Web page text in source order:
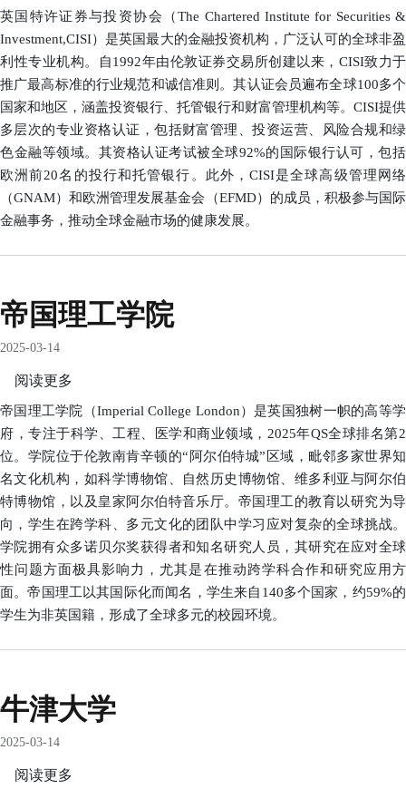
于
证
券
与
投
资
特
许
协
会
英国特许证券与投资协会（The Chartered Institute for Securities &
Investment,CISI）是英国最大的金融投资机构，广泛认可的全球非盈
利性专业机构。自1992年由伦敦证券交易所创建以来，CISI致力于
推广最高标准的行业规范和诚信准则。其认证会员遍布全球100多个
国家和地区，涵盖投资银行、托管银行和财富管理机构等。CISI提供
多层次的专业资格认证，包括财富管理、投资运营、风险合规和绿
色金融等领域。其资格认证考试被全球92%的国际银行认可，包括
欧洲前20名的投行和托管银行。此外，CISI是全球高级管理网络
（GNAM）和欧洲管理发展基金会（EFMD）的成员，积极参与国际
金融事务，推动全球金融市场的健康发展。
帝国理工学院
2025-03-14
阅读更多
于
帝
国
工
学
院
帝国理工学院（Imperial College London）是英国独树一帜的高等学
府，专注于科学、工程、医学和商业领域，2025年QS全球排名第2
位。学院位于伦敦南肯辛顿的“阿尔伯特城”区域，毗邻多家世界知
名文化机构，如科学博物馆、自然历史博物馆、维多利亚与阿尔伯
特博物馆，以及皇家阿尔伯特音乐厅。帝国理工的教育以研究为导
向，学生在跨学科、多元文化的团队中学习应对复杂的全球挑战。
学院拥有众多诺贝尔奖获得者和知名研究人员，其研究在应对全球
性问题方面极具影响力，尤其是在推动跨学科合作和研究应用方
面。帝国理工以其国际化而闻名，学生来自140多个国家，约59%的
学生为非英国籍，形成了全球多元的校园环境。
牛津大学
2025-03-14
阅读更多